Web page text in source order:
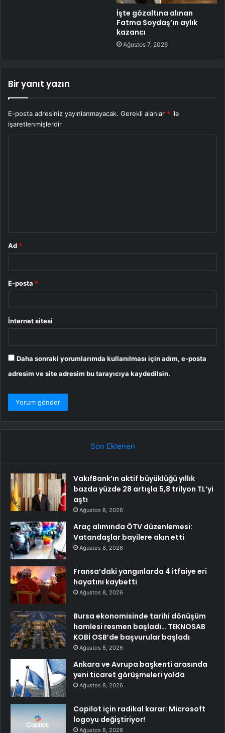
İşte gözaltına alınan
Fatma Soydaş’ın aylık
kazancı
Ağustos 7, 2026
Bir yanıt yazın
E-posta adresiniz yayınlanmayacak. Gerekli alanlar * ile
işaretlenmişlerdir
Ad *
E-posta *
İnternet sitesi
Daha sonraki yorumlarımda kullanılması için adım, e-posta
adresim ve site adresim bu tarayıcıya kaydedilsin.
Son Eklenen
VakıfBank’ın aktif büyüklüğü yıllık
bazda yüzde 28 artışla 5,8 trilyon TL’yi
aştı
Ağustos 8, 2026
Araç alımında ÖTV düzenlemesi:
Vatandaşlar bayilere akın etti
Ağustos 8, 2026
Fransa’daki yangınlarda 4 itfaiye eri
hayatını kaybetti
Ağustos 8, 2026
Bursa ekonomisinde tarihi dönüşüm
hamlesi resmen başladı… TEKNOSAB
KOBİ OSB’de başvurular başladı
Ağustos 8, 2026
Ankara ve Avrupa başkenti arasında
yeni ticaret görüşmeleri yolda
Ağustos 8, 2026
Copilot için radikal karar: Microsoft
logoyu değiştiriyor!
Ağustos 8, 2026